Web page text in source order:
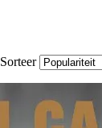
Sorteer